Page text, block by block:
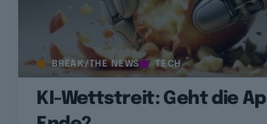
BREAK/THE NEWS TECH
KI-Wettstreit: Geht die